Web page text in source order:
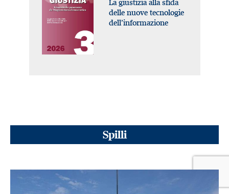
La giustizia alla sfida
delle nuove tecnologie
dell’informazione
Spilli